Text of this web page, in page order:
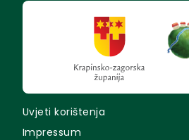
Uvjeti korištenja
Impressum